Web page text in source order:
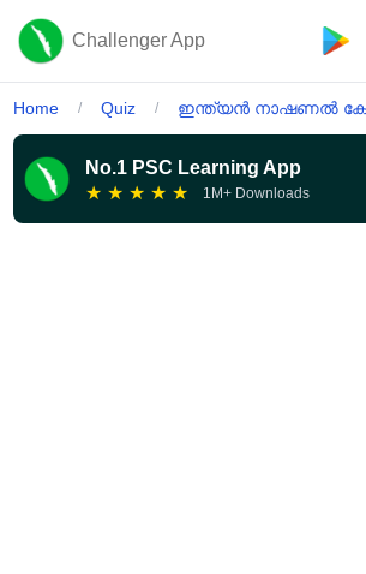
Challenger App
Home / Quiz / ഇന്ത്യൻ നാഷണൽ
No.1 PSC Learning App
★ ★ ★ ★ ★ 1M+ Downloads